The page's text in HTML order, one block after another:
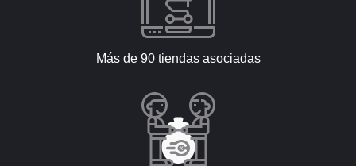
Más de 90 tiendas asociadas